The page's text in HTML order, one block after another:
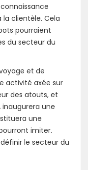
clientèle. Cela
pourraient
du secteur du
et de
activité axée sur
des atouts, et
une
une
imiter.
le secteur du